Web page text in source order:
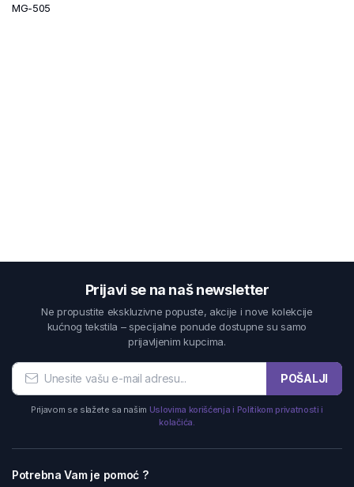
MG-505
Prijavi se na naš newsletter
Ne propustite ekskluzivne popuste, akcije i nove kolekcije
kućnog tekstila – specijalne ponude dostupne su samo
prijavljenim kupcima.
POŠALJI
Prijavom se slažete sa našim Uslovima korišćenja i Politikom privatnosti i
kolačića.
Potrebna Vam je pomoć ?